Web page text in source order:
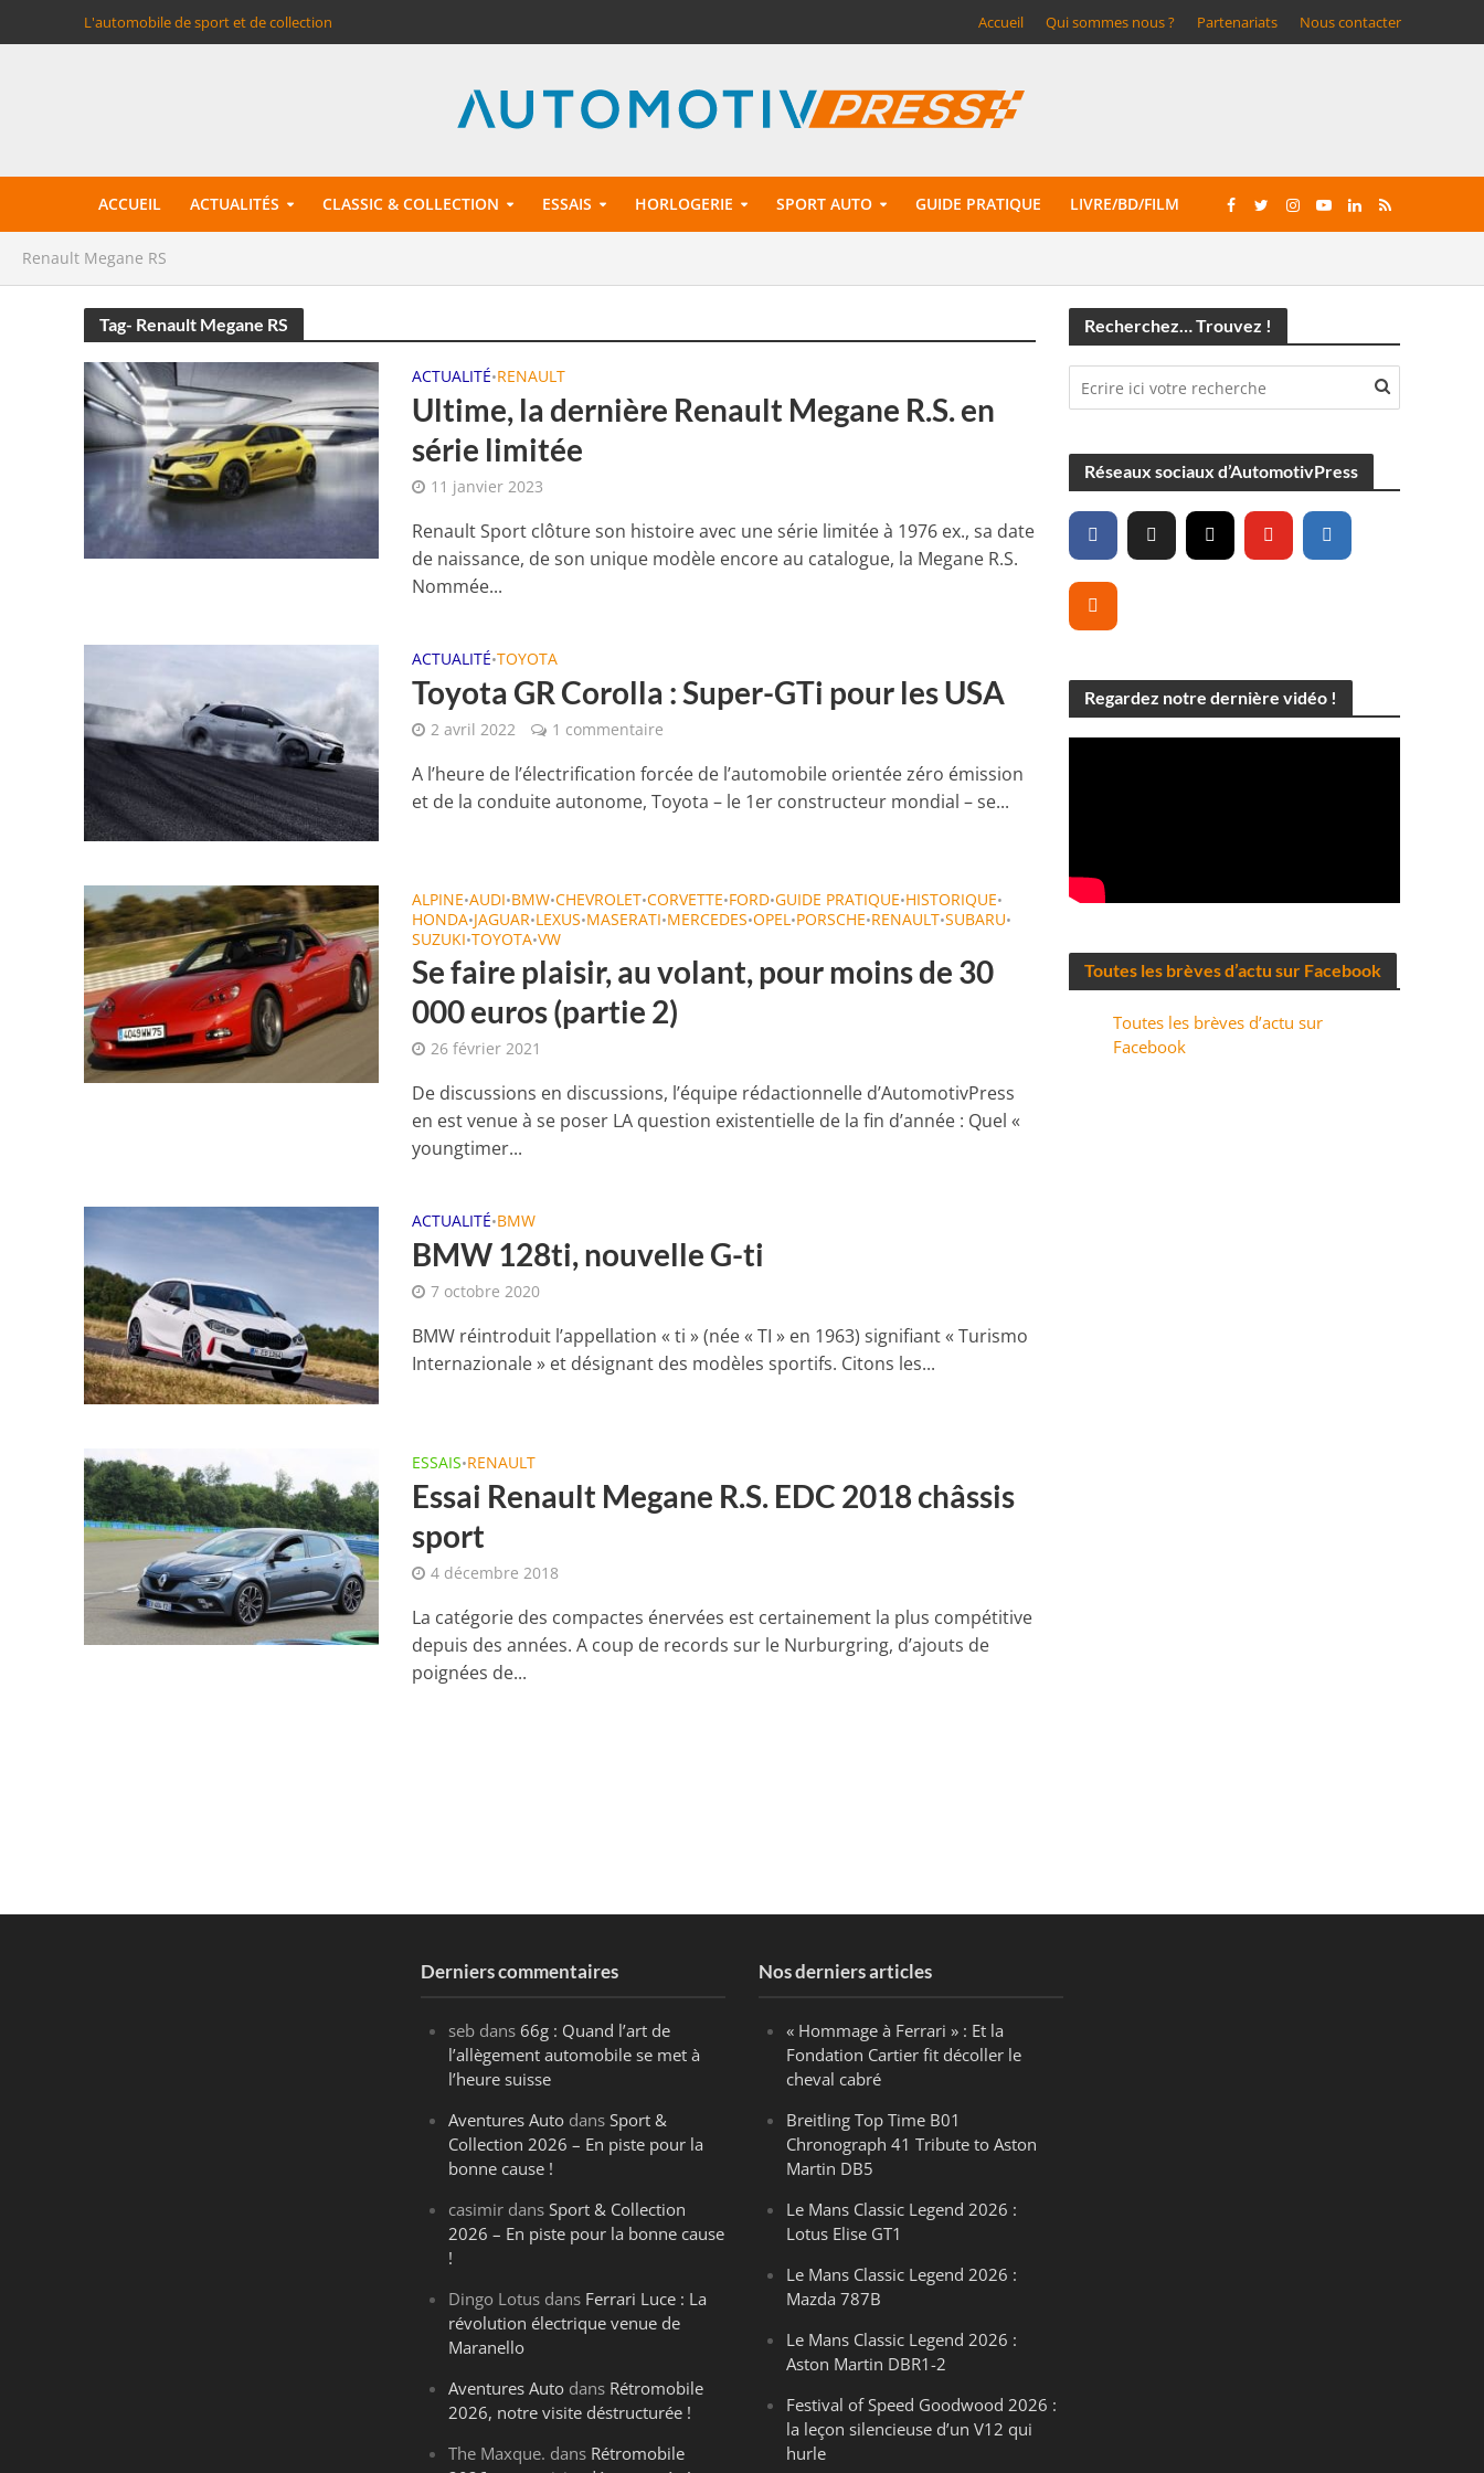
L'automobile de sport et de collection Accueil Qui sommes nous ? Partenariats Nous contacter
ACCUEIL ACTUALITÉS CLASSIC & COLLECTION ESSAIS HORLOGERIE SPORT AUTO GUIDE PRATIQUE LIVRE/BD/FILM
Renault Megane RS
Tag- Renault Megane RS
ACTUALITÉ•RENAULT
Ultime, la dernière Renault Megane R.S. en
série limitée
11 janvier 2023
Renault Sport clôture son histoire avec une série limitée à 1976 ex., sa date
de naissance, de son unique modèle encore au catalogue, la Megane R.S.
Nommée...
ACTUALITÉ•TOYOTA
Toyota GR Corolla : Super-GTi pour les USA
2 avril 2022 1 commentaire
A l’heure de l’électrification forcée de l’automobile orientée zéro émission
et de la conduite autonome, Toyota – le 1er constructeur mondial – se...
ALPINE•AUDI•BMW•CHEVROLET•CORVETTE•FORD•GUIDE PRATIQUE•HISTORIQUE•
HONDA•JAGUAR•LEXUS•MASERATI•MERCEDES•OPEL•PORSCHE•RENAULT•SUBARU•
SUZUKI•TOYOTA•VW
Se faire plaisir, au volant, pour moins de 30
000 euros (partie 2)
26 février 2021
De discussions en discussions, l’équipe rédactionnelle d’AutomotivPress
en est venue à se poser LA question existentielle de la fin d’année : Quel «
youngtimer...
ACTUALITÉ•BMW
BMW 128ti, nouvelle G-ti
7 octobre 2020
BMW réintroduit l’appellation « ti » (née « TI » en 1963) signifiant « Turismo
Internazionale » et désignant des modèles sportifs. Citons les...
ESSAIS•RENAULT
Essai Renault Megane R.S. EDC 2018 châssis
sport
4 décembre 2018
La catégorie des compactes énervées est certainement la plus compétitive
depuis des années. A coup de records sur le Nurburgring, d’ajouts de
poignées de...
Recherchez… Trouvez !
Réseaux sociaux d’AutomotivPress
Regardez notre dernière vidéo !
Toutes les brèves d’actu sur Facebook
Toutes les brèves d’actu sur
Facebook
Derniers commentaires
seb dans66g : Quand l’art de
l’allègement automobile se met à
l’heure suisse
Aventures Auto dansSport &
Collection 2026 – En piste pour la
bonne cause !
casimir dansSport & Collection
2026 – En piste pour la bonne cause
!
Dingo Lotus dans Ferrari Luce : La
révolution électrique venue de
Maranello
Aventures Auto dans Rétromobile
2026, notre visite déstructurée !
The Maxque. dans Rétromobile
Nos derniers articles
« Hommage à Ferrari » : Et la
Fondation Cartier fit décoller le
cheval cabré
Breitling Top Time B01
Chronograph 41 Tribute to Aston
Martin DB5
Le Mans Classic Legend 2026 :
Lotus Elise GT1
Le Mans Classic Legend 2026 :
Mazda 787B
Le Mans Classic Legend 2026 :
Aston Martin DBR1-2
Festival of Speed Goodwood 2026 :
la leçon silencieuse d’un V12 qui
hurle